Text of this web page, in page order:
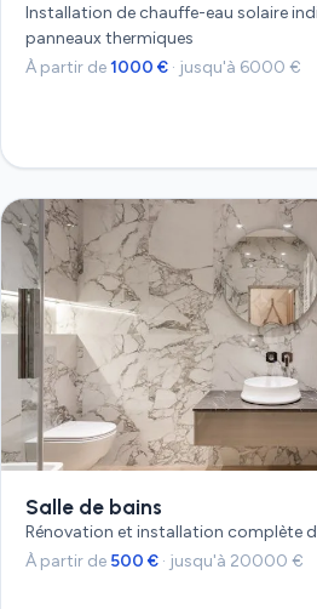
Installation de chauffe-eau solaire
panneaux thermiques
À partir de1000 € · jusqu'à 6000 €
Salle de bains
Rénovation et installation complète
À partir de 500 € · jusqu'à 20000 €